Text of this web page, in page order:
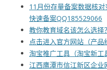
11月份存量备案数据核对
快速备案QQ185529066
教你教育域名该怎么选择
点击进入官方网站（产品
淘宝推广工具（淘宝新工
江西鹰潭市信江新区企